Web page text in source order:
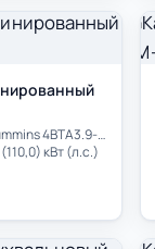
Модель: ММЗ Д-245.12С / Cummins 4BTA3.9-C110
кВт (л.с.)